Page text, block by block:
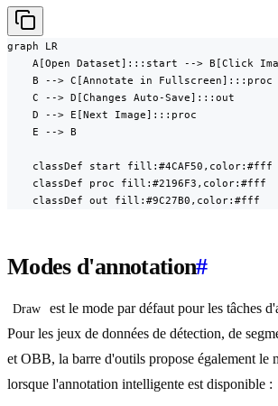
graph LR
A[Open Dataset]:::start --> B[Click
    B --> C[Annotate in Fullscreen]:::proc
    C --> D[Changes Auto-Save]:::out
    D --> E[Next Image]:::proc
    E --> B
    classDef start fill:#4CAF50,color:#fff
    classDef proc fill:#2196F3,color:#fff
    classDef out fill:#9C27B0,color:#fff
Modes d'annotation#
Draw
est le mode par défaut pour les tâches
Pour les jeux de données de détection, de
et OBB, la barre d'outils propose également le
lorsque l'annotation intelligente est disponible :